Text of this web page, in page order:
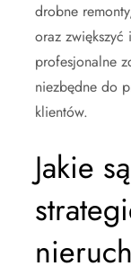
drobne
oraz
profesjonalne
niezbędne do
klientów.
Jakie